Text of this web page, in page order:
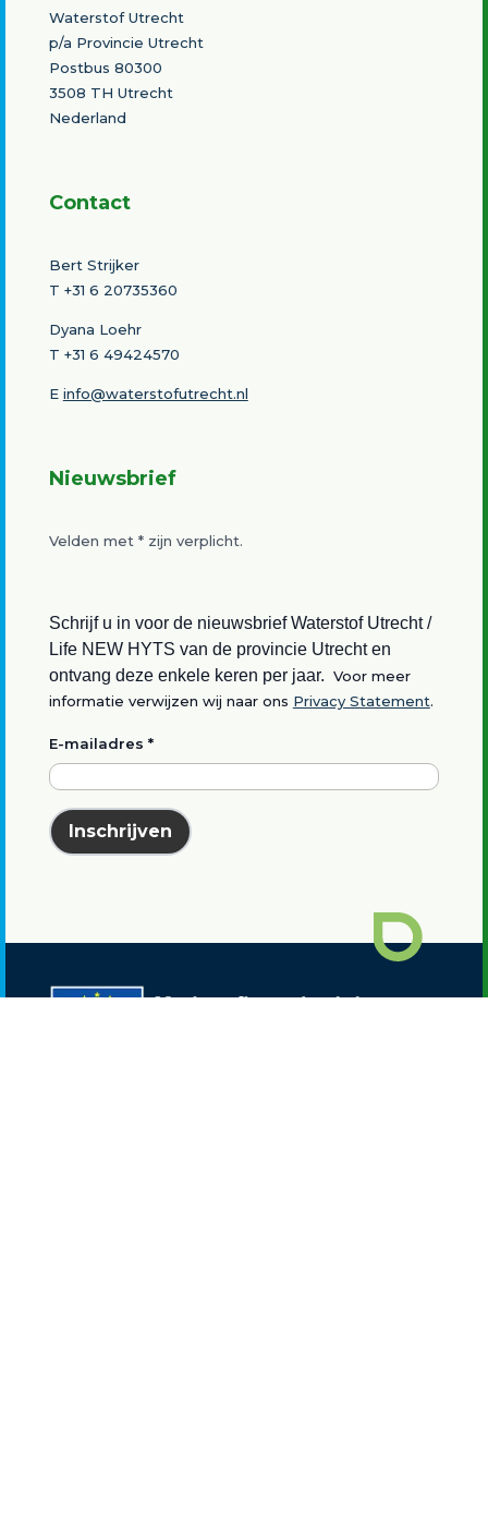
Waterstof Utrecht
p/a Provincie Utrecht
Postbus 80300
3508 TH Utrecht
Nederland
Contact
Bert Strijker
T +31 6 20735360
Dyana Loehr
T +31 6 49424570
E info@waterstofutrecht.nl
Nieuwsbrief
Velden met *zijn verplicht.
Schrijf u in voor de nieuwsbrief Waterstof Utrecht /
Life NEW HYTS van de provincie Utrecht en
ontvang deze enkele keren per jaar. Voor meer
informatie verwijzen wij naar ons Privacy Statement.
E-mailadres *
Inschrijven